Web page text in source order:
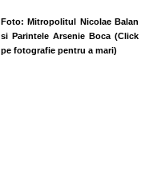
Foto: Mitropolitul Nicolae Balan
si Parintele Arsenie Boca (Click
pe fotografie pentru a mari)